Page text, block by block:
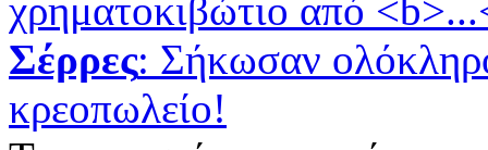
Σέρρες: Σήκωσαν
κρεοπωλείο!